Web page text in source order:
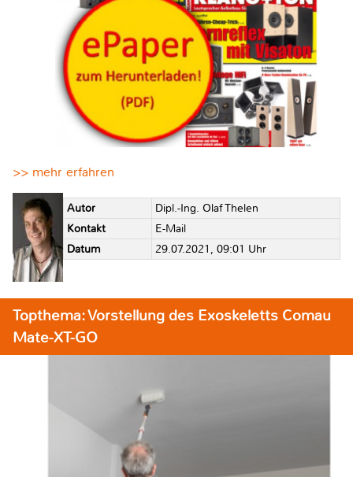
>> mehr erfahren
Autor
Dipl.-Ing. Olaf Thelen
Kontakt
E-Mail
Datum
29.07.2021, 09:01 Uhr
Topthema: Vorstellung des Exoskeletts Comau
Mate-XT-GO